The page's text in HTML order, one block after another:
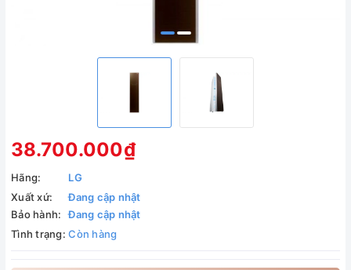
38.700.000₫
Hãng:
LG
Xuất xứ:
Đang cập nhật
Bảo hành:
Đang cập nhật
Tình trạng: Còn hàng